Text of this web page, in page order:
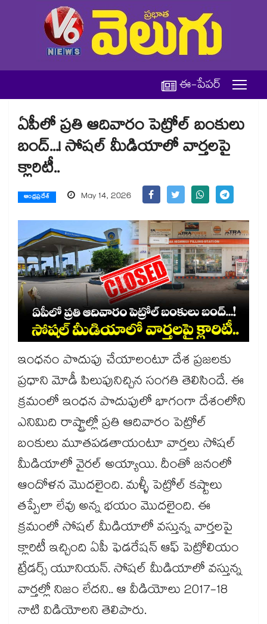
ఈ-పేపర్
ఏపీలో ప్రతి ఆదివారం పెట్రోల్ బంకులు
బంద్...! సోషల్ మీడియాలో వార్తలపై
క్లారిటీ..
ఆంధ్రప్రదేశ్ May 14, 2026
ఇంధనం పొదుపు చేయాలంటూ దేశ ప్రజలకు
ప్రధాని మోడీ పిలుపునిచ్చిన సంగతి తెలిసిందే. ఈ
క్రమంలో ఇంధన పొదుపులో భాగంగా దేశంలోని
ఎనిమిది రాష్ట్రాల్లో ప్రతి ఆదివారం పెట్రోల్
బంకులు మూతపడతాయంటూ వార్తలు సోషల్
మీడియాలో వైరల్ అయ్యాయి. దీంతో జనంలో
ఆందోళన మొదలైంది. మళ్ళీ పెట్రోల్ కష్టాలు
తప్పేలా లేవు అన్న భయం మొదలైంది. ఈ
క్రమంలో సోషల్ మీడియాలో వస్తున్న వార్తలపై
క్లారిటీ ఇచ్చింది ఏపీ ఫెడరేషన్ ఆఫ్ పెట్రోలియం
ట్రేడర్స్ యూనియన్. సోషల్ మీడియాలో వస్తున్న
వార్తల్లో నిజం లేదని.. ఆ వీడియోలు 2017-18
నాటి విడియోలని తెలిపారు.